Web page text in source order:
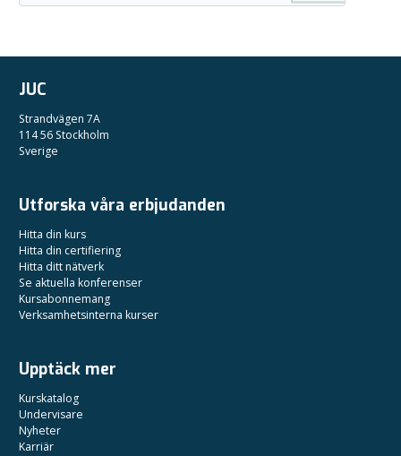
JUC
Strandvägen 7A
114 56 Stockholm
Sverige
Utforska våra erbjudanden
Hitta din kurs
Hitta din certifiering
Hitta ditt nätverk
Se aktuella konferenser
Kursabonnemang
Verksamhetsinterna kurser
Upptäck mer
Kurskatalog
Undervisare
Nyheter
Karriär